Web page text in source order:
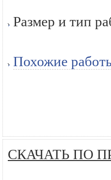
Размер и тип
Похожие
СКАЧАТЬ ПО